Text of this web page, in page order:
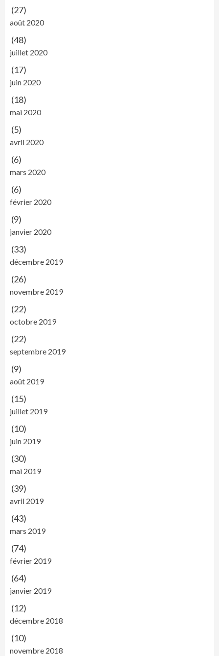
(27)
août 2020
(48)
juillet 2020
(17)
juin 2020
(18)
mai 2020
(5)
avril 2020
(6)
mars 2020
(6)
février 2020
(9)
janvier 2020
(33)
décembre 2019
(26)
novembre 2019
(22)
octobre 2019
(22)
septembre 2019
(9)
août 2019
(15)
juillet 2019
(10)
juin 2019
(30)
mai 2019
(39)
avril 2019
(43)
mars 2019
(74)
février 2019
(64)
janvier 2019
(12)
décembre 2018
(10)
novembre 2018